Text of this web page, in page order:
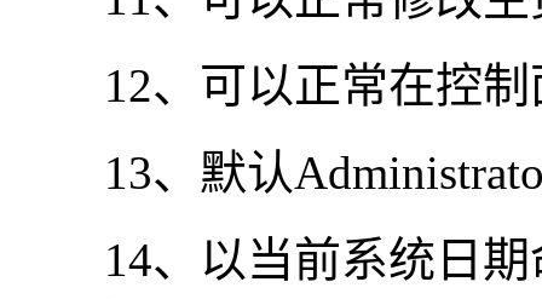
12、可以正常在控制
13、默认
14、以当前系统日期